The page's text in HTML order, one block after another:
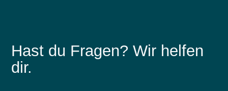
Hast du Fragen? Wir helfen
dir.